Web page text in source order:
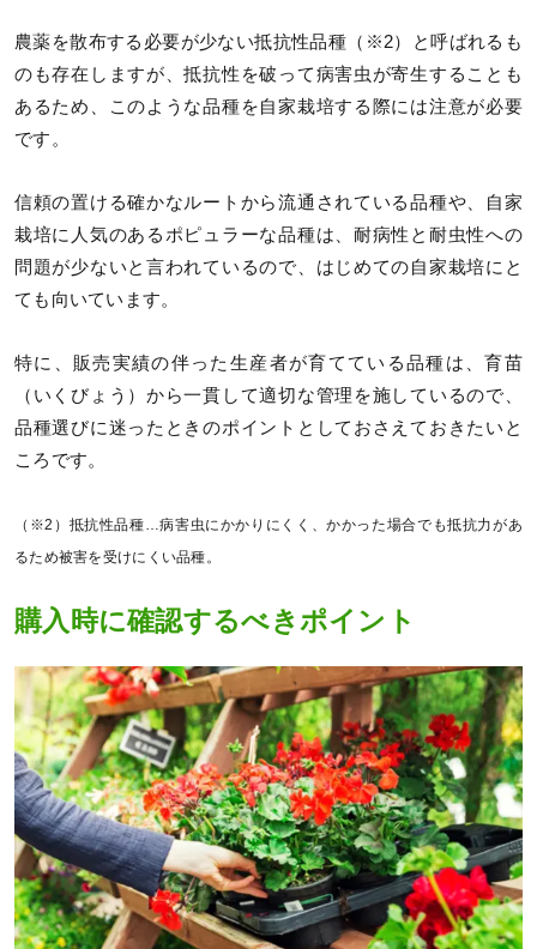
農薬を散布する必要が少ない抵抗性品種（※2）と呼ばれるも
のも存在しますが、抵抗性を破って病害虫が寄生することも
あるため、このような品種を自家栽培する際には注意が必要
です。
信頼の置ける確かなルートから流通されている品種や、自家
栽培に人気のあるポピュラーな品種は、耐病性と耐虫性への
問題が少ないと言われているので、はじめての自家栽培にと
ても向いています。
特に、販売実績の伴った生産者が育てている品種は、育苗
（いくびょう）から一貫して適切な管理を施しているので、
品種選びに迷ったときのポイントとしておさえておきたいと
ころです。
（※2）抵抗性品種…病害虫にかかりにくく、かかった場合でも抵抗力があ
るため被害を受けにくい品種。
購入時に確認するべきポイント